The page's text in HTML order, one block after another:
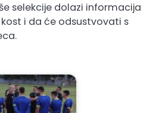
selekcije dolazi informacija
i da će odsustvovati s